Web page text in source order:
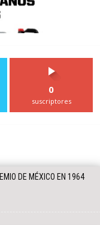
0
suscriptores
DE MÉXICO EN 1964